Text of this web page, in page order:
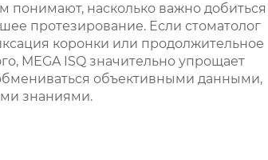
понимают, насколько важно добиться
протезирование. Если стоматолог
коронки или продолжительное
MEGA ISQ значительно упрощает
объективными данными,
знаниями.